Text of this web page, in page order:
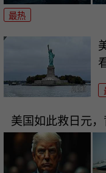
最热
美国如此救日元，